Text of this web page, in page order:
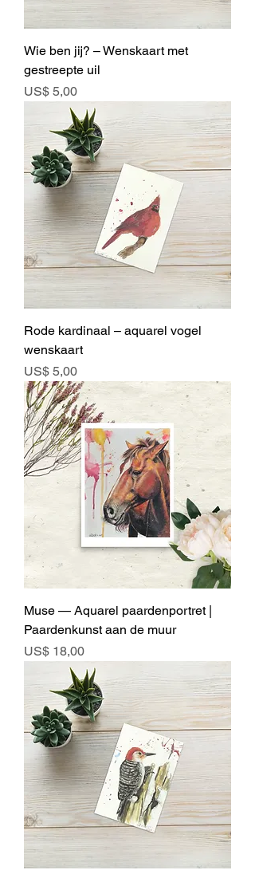
Wie ben jij? – Wenskaart met
gestreepte uil
Prijs
US$ 5,00
Rode kardinaal – aquarel vogel
wenskaart
Prijs
US$ 5,00
Muse — Aquarel paardenportret |
Paardenkunst aan de muur
Prijs
US$ 18,00